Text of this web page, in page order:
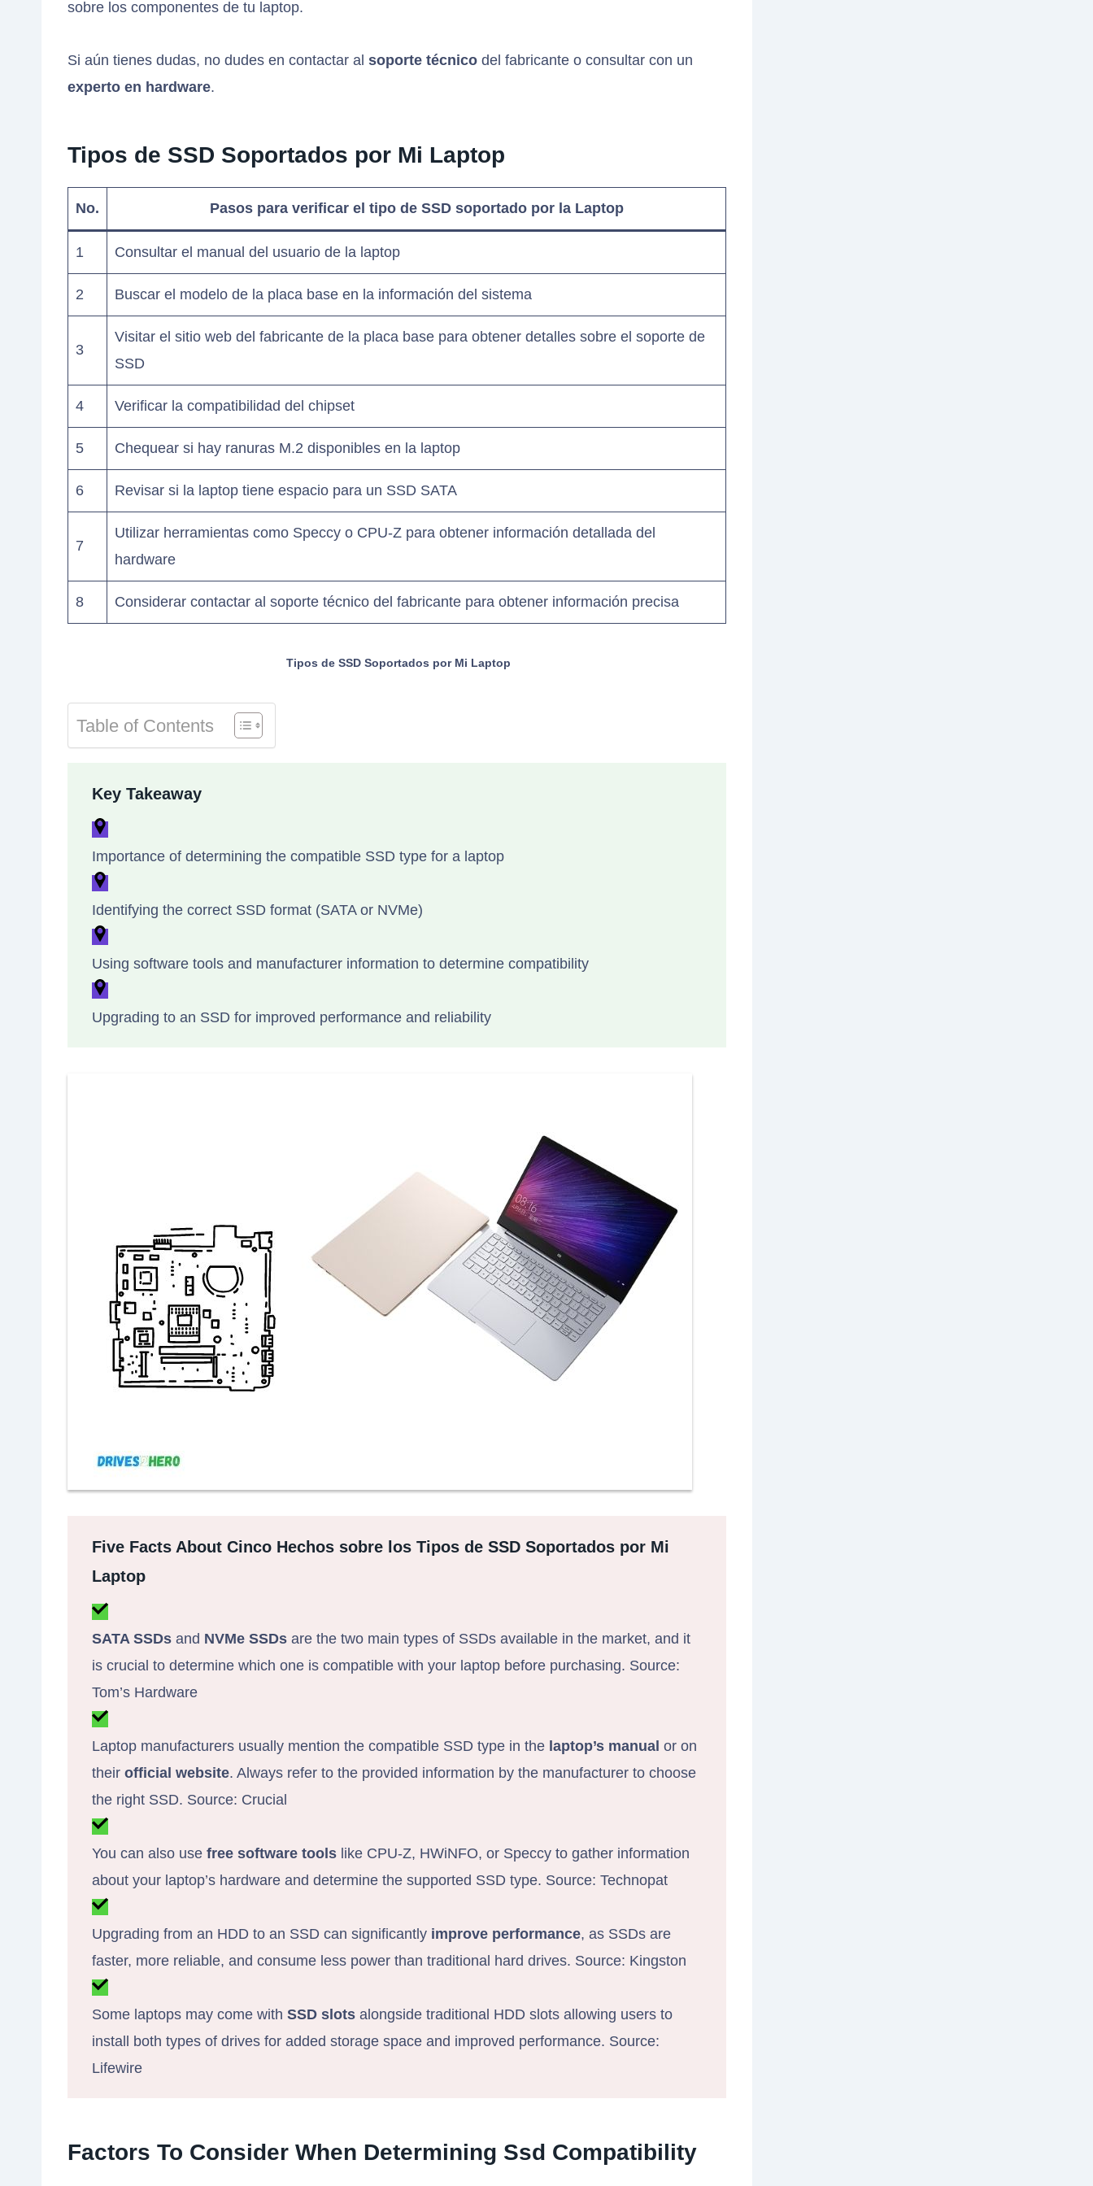
sobre los componentes de tu laptop.
Si aún tienes dudas, no dudes en contactar al soporte técnico del fabricante o consultar con un
experto en hardware.
Tipos de SSD Soportados por Mi Laptop
No. Pasos para verificar el tipo de SSD soportado por la Laptop
1 Consultar el manual del usuario de la laptop
2 Buscar el modelo de la placa base en la información del sistema
3
Visitar el sitio web del fabricante de la placa base para obtener detalles sobre el soporte de
SSD
4 Verificar la compatibilidad del chipset
5 Chequear si hay ranuras M.2 disponibles en la laptop
6 Revisar si la laptop tiene espacio para un SSD SATA
7
Utilizar herramientas como Speccy o CPU-Z para obtener información detallada del
hardware
8 Considerar contactar al soporte técnico del fabricante para obtener información precisa
Tipos de SSD Soportados por Mi Laptop
Table of Contents
Key Takeaway
Importance of determining the compatible SSD type for a laptop
Identifying the correct SSD format (SATA or NVMe)
Using software tools and manufacturer information to determine compatibility
Upgrading to an SSD for improved performance and reliability
Five Facts About Cinco Hechos sobre los Tipos de SSD Soportados por Mi
Laptop
SATA SSDs and NVMe SSDs are the two main types of SSDs available in the market, and it
is crucial to determine which one is compatible with your laptop before purchasing. Source:
Tom’s Hardware
Laptop manufacturers usually mention the compatible SSD type in the laptop’s manual or on
their official website. Always refer to the provided information by the manufacturer to choose
the right SSD. Source: Crucial
You can also use free software tools like CPU-Z, HWiNFO, or Speccy to gather information
about your laptop’s hardware and determine the supported SSD type. Source: Technopat
Upgrading from an HDD to an SSD can significantly improve performance, as SSDs are
faster, more reliable, and consume less power than traditional hard drives. Source: Kingston
Some laptops may come with SSD slots alongside traditional HDD slots allowing users to
install both types of drives for added storage space and improved performance. Source:
Lifewire
Factors To Consider When Determining Ssd Compatibility